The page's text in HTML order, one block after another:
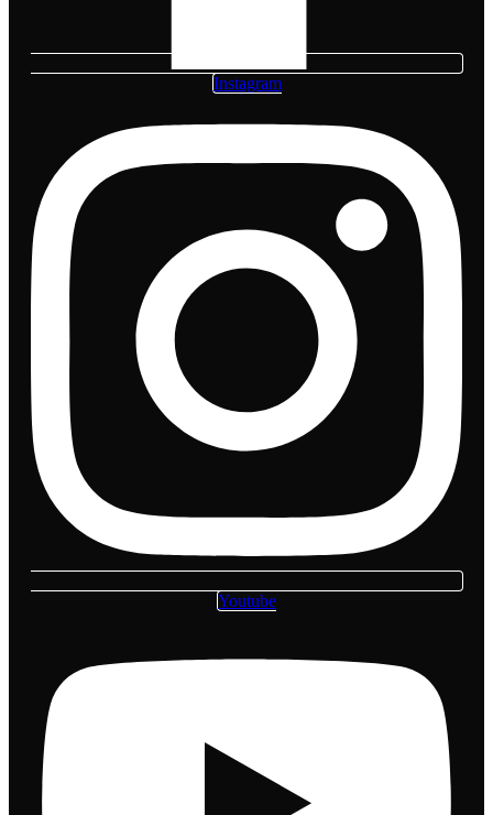
Instagram
Youtube